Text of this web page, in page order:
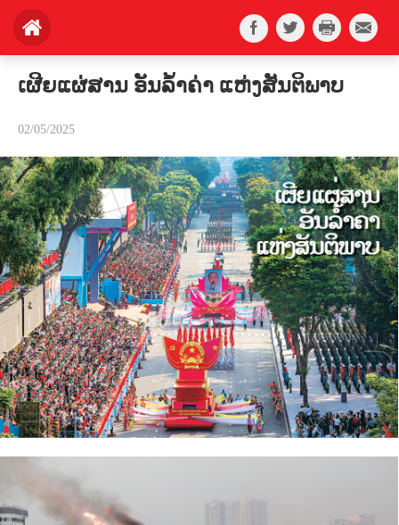
ເຜີຍແຜ່ສານ ອັນລ້ຳຄ່າ ແຫ່ງສັນຕິພາບ
02/05/2025